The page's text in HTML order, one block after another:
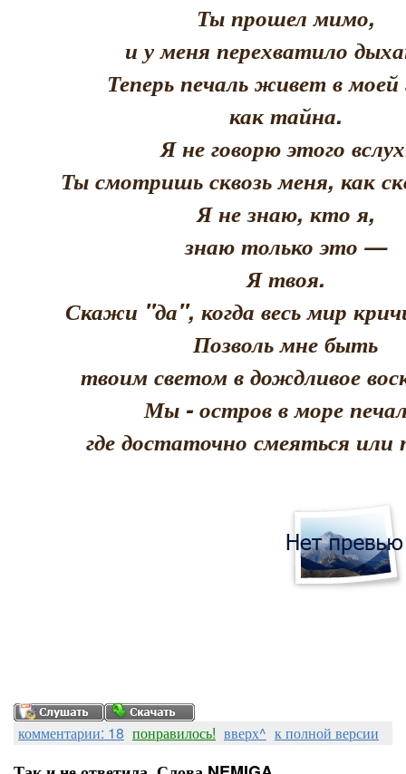
Ты прошел мимо,
и у меня перехватило
Теперь печаль живет в моей
как тайна.
Я не говорю этого
Ты смотришь сквозь меня, как
Я не знаю, кто я,
знаю только это —
Я твоя.
Скажи "да", когда весь мир
Позволь мне быть
твоим светом в дождливое
Мы - остров в море
где достаточно смеяться или
комментарии: 18 понравилось! вверх^ к полной версии